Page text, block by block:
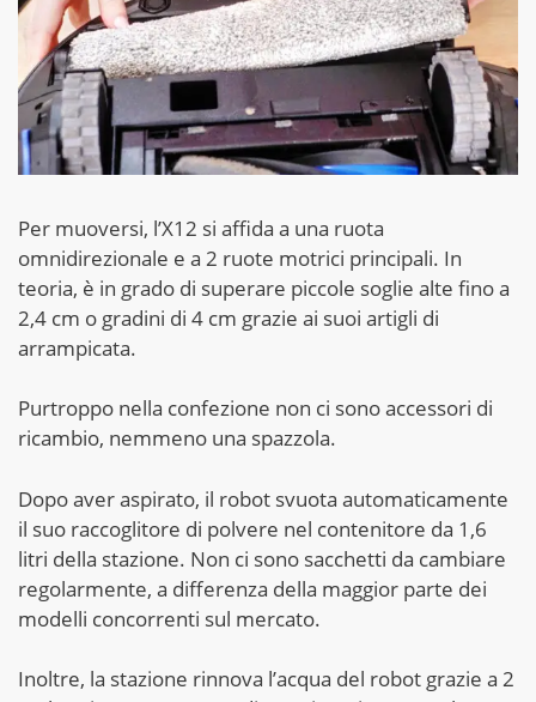
Per muoversi, l’X12 si affida a una ruota
omnidirezionale e a 2 ruote motrici principali. In
teoria, è in grado di superare piccole soglie alte fino a
2,4 cm o gradini di 4 cm grazie ai suoi artigli di
arrampicata.
Purtroppo nella confezione non ci sono accessori di
ricambio, nemmeno una spazzola.
Dopo aver aspirato, il robot svuota automaticamente
il suo raccoglitore di polvere nel contenitore da 1,6
litri della stazione. Non ci sono sacchetti da cambiare
regolarmente, a differenza della maggior parte dei
modelli concorrenti sul mercato.
Inoltre, la stazione rinnova l’acqua del robot grazie a 2